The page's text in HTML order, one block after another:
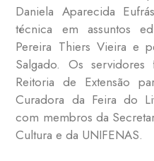
Daniela Aparecida
técnica em assuntos
Pereira Thiers Vieira e
Salgado. Os
Reitoria de Extensão
Curadora da Feira do
com membros da
Cultura e da UNIFENAS.